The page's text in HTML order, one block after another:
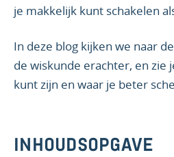
je makkelijk kunt schakelen
In deze blog kijken we naar
de wiskunde erachter, en zie
kunt zijn en waar je beter
INHOUDSOPGAVE